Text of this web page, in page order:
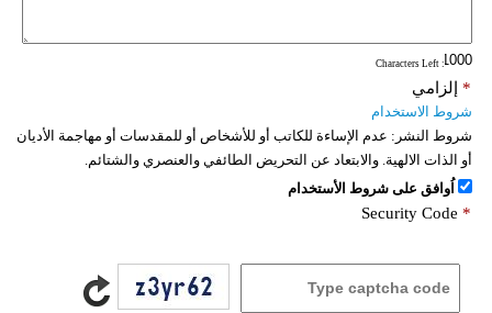
: Characters Left
إلزامي *
شروط الاستخدام
شروط النشر: عدم الإساءة للكاتب أو للأشخاص أو للمقدسات أو مهاجمة الأديان
أو الذات الالهية. والابتعاد عن التحريض الطائفي والعنصري والشتائم.
اُوافق على شروط الأستخدام
Security Code *